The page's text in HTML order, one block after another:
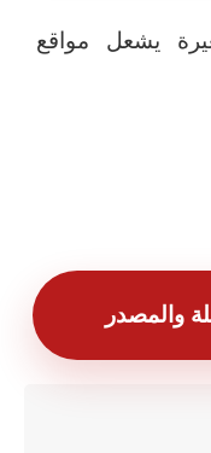
يشعل مواقع
والمصدر